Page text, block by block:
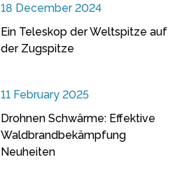
18 December 2024
Ein Teleskop der Weltspitze auf
der Zugspitze
11 February 2025
Drohnen Schwärme: Effektive
Waldbrandbekämpfung
Neuheiten